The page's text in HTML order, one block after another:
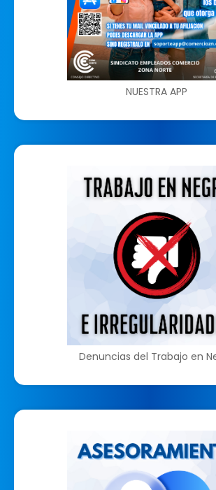
NUESTRA APP
Denuncias del Trabajo en